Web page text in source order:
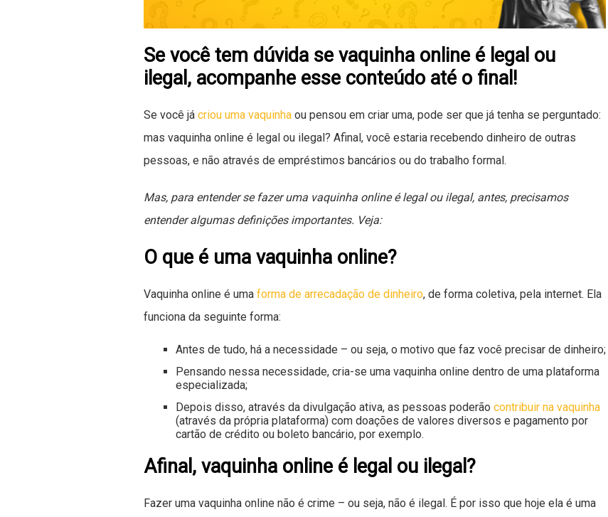
Se você tem dúvida se vaquinha online é legal ou
ilegal, acompanhe esse conteúdo até o final!
Se você já criou uma vaquinha ou pensou em criar uma, pode ser que já tenha se perguntado:
mas vaquinha online é legal ou ilegal? Afinal, você estaria recebendo dinheiro de outras
pessoas, e não através de empréstimos bancários ou do trabalho formal.
Mas, para entender se fazer uma vaquinha online é legal ou ilegal, antes, precisamos
entender algumas definições importantes. Veja:
O que é uma vaquinha online?
Vaquinha online é uma forma de arrecadação de dinheiro, de forma coletiva, pela internet. Ela
funciona da seguinte forma:
Antes de tudo, há a necessidade – ou seja, o motivo que faz você precisar de dinheiro;
Pensando nessa necessidade, cria-se uma vaquinha online dentro de uma plataforma
especializada;
Depois disso, através da divulgação ativa, as pessoas poderão contribuir na vaquinha
(através da própria plataforma) com doações de valores diversos e pagamento por
cartão de crédito ou boleto bancário, por exemplo.
Afinal, vaquinha online é legal ou ilegal?
Fazer uma vaquinha online não é crime – ou seja, não é ilegal. É por isso que hoje ela é uma